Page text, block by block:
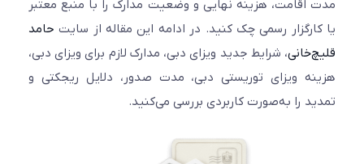
هزینه نهایی و وضعیت مدارک را با منبع معتبر
رسمی چک کنید. در ادامه این مقاله از سایت حامد
، شرایط جدید ویزای دبی، مدارک لازم برای ویزای دبی،
ویزای توریستی دبی، مدت صدور، دلایل ریجکتی و
را به‌صورت کاربردی بررسی می‌کنید.